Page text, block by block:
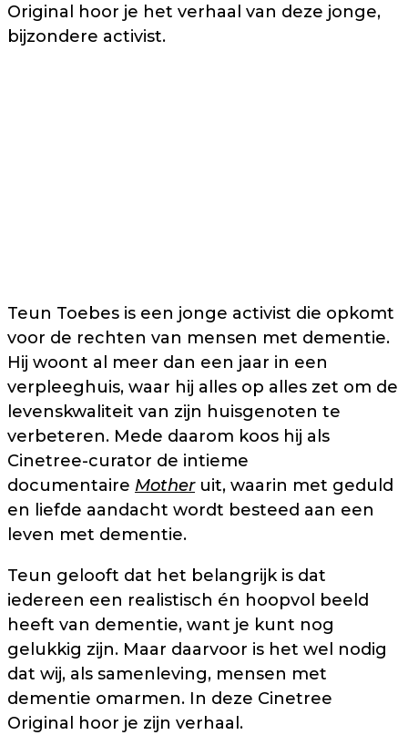
Original hoor je het verhaal van deze jonge,
bijzondere activist.
Teun Toebes is een jonge activist die opkomt
voor de rechten van mensen met dementie.
Hij woont al meer dan een jaar in een
verpleeghuis, waar hij alles op alles zet om de
levenskwaliteit van zijn huisgenoten te
verbeteren. Mede daarom koos hij als
Cinetree-curator de intieme
documentaire Motheruit, waarin met geduld
en liefde aandacht wordt besteed aan een
leven met dementie.
Teun gelooft dat het belangrijk is dat
iedereen een realistisch én hoopvol beeld
heeft van dementie, want je kunt nog
gelukkig zijn. Maar daarvoor is het wel nodig
dat wij, als samenleving, mensen met
dementie omarmen. In deze Cinetree
Original hoor je zijn verhaal.